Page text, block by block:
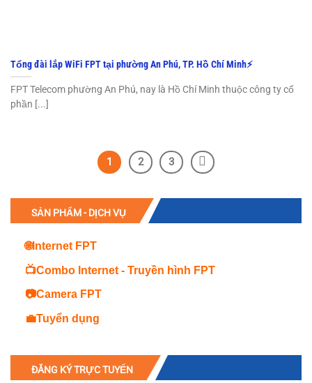
Tổng đài lắp WiFi FPT tại phường An Phú, TP. Hồ Chí Minh⚡️
FPT Telecom phường An Phú, nay là Hồ Chí Minh thuộc công ty cổ
phần [...]
1 2 3
SẢN PHẨM - DỊCH VỤ
🌐Internet FPT
📺Combo Internet - Truyền hình FPT
📷Camera FPT
💼Tuyển dụng
ĐĂNG KÝ TRỰC TUYẾN